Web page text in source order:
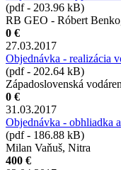
(pdf - 203.96 kB)
RB GEO - Róbert
0 €
27.03.2017
Objednávka - realizácia
(pdf - 202.64 kB)
Západoslovenská
0 €
31.03.2017
Objednávka - obhliadka
(pdf - 186.88 kB)
Milan Vaňuš, Nitra
400 €